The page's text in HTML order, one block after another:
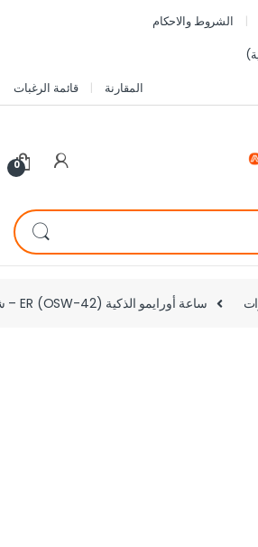
الشروط والاحكام
)
المقارنة
قائمة الرغبات
0
ساعة أورايمو الذكية ER (OSW-42) – شاشة AMOLED مقاس 1.43 بوصة، تدعم مكالمات بلوتوث، وقياس معدل ضربات القلب، وقياس نسبة الأكسجين في الدم | أفضل سعر في مصر